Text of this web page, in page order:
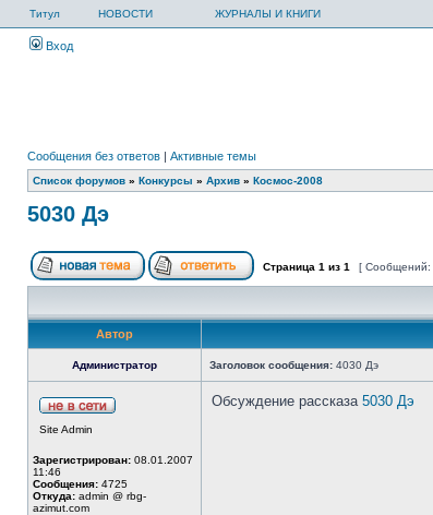
Титул НОВОСТИ ЖУРНАЛЫ И КНИГИ
Вход
Сообщения без ответов | Активные темы
Список форумов » Конкурсы » Архив » Космос-2008
5030 Дэ
Страница 1 из 1 [ Сообщений:
Автор
Администратор Заголовок сообщения: 4030 Дэ
Site Admin
Зарегистрирован: 08.01.2007
11:46
Сообщения: 4725
Откуда: admin @ rbg-
azimut.com
Обсуждение рассказа 5030 Дэ